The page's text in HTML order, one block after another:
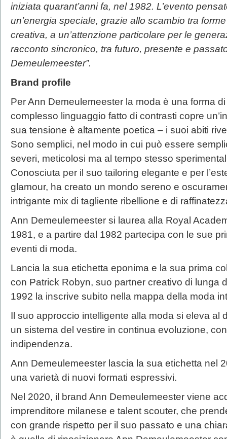
iniziata quarant’anni fa, nel 1982. L’evento
un’energia speciale, grazie allo scambio tra
creativa, a un’attenzione particolare per le
racconto sincronico, tra futuro, presente e
Demeulemeester”.
Brand profile
Per Ann Demeulemeester la moda è una forma
complesso linguaggio fatto di contrasti copre
sua tensione è altamente poetica – i suoi abiti
Sono semplici, nel modo in cui può essere
severi, meticolosi ma al tempo stesso
Conosciuta per il suo tailoring elegante e per
glamour, ha creato un mondo sereno e
intrigante mix di tagliente ribellione e di
Ann Demeulemeester si laurea alla Royal
1981, e a partire dal 1982 partecipa con le sue
eventi di moda.
Lancia la sua etichetta eponima e la sua prima
con Patrick Robyn, suo partner creativo di lunga
1992 la inscrive subito nella mappa della moda
Il suo approccio intelligente alla moda si eleva al
un sistema del vestire in continua evoluzione,
indipendenza.
Ann Demeulemeester lascia la sua etichetta nel
una varietà di nuovi formati espressivi.
Nel 2020, il brand Ann Demeulemeester viene
imprenditore milanese e talent scouter, che
con grande rispetto per il suo passato e una